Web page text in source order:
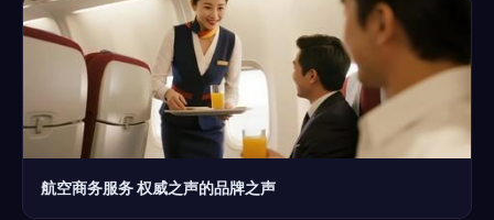
航空商务服务 权威之声的品牌之声